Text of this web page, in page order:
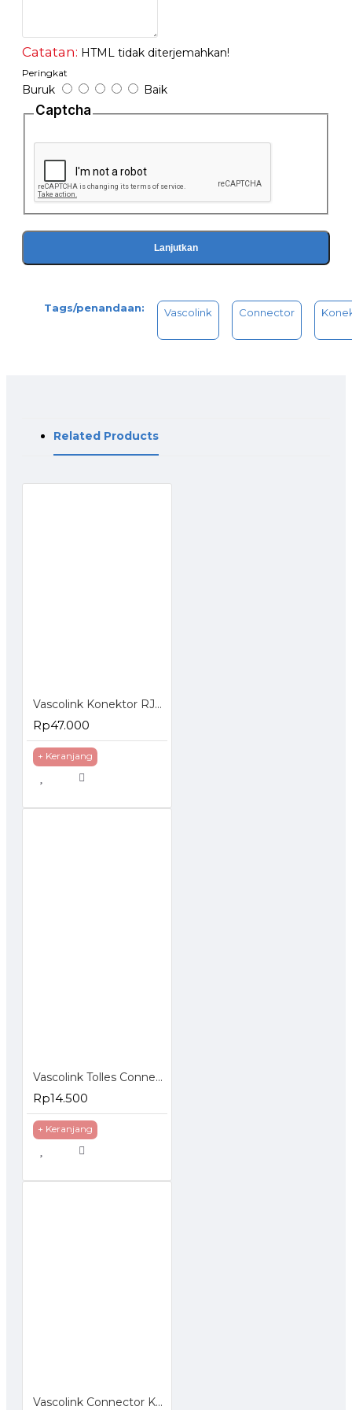
Catatan: HTML tidak diterjemahkan!
Peringkat
Buruk Baik
Captcha
Lanjutkan
Tags/penandaan: Vascolink Connector
Related Products
Vascolink Konektor RJ45 Cat6 50Pcs
Rp47.000
+ Keranjang
Vascolink Tolles Connector RJ45 Cat 6 Konektor UTP Tanpa Crimping
Rp14.500
+ Keranjang
Vascolink Connector Konektor RJ45 Cat 5e Gold Plated 50Pcs